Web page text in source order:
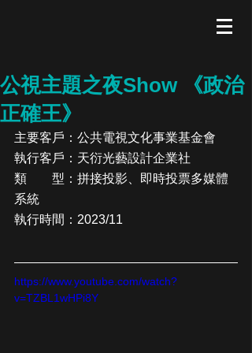
公視主題之夜Show 《政治
正確王》
主要客戶： 公共電視文化事業基金會
執行客戶：天衍光藝設計企業社
類　　型：拼接投影、即時投票多媒體
系統
執行時間：2023/11
https://www.youtube.com/watch?
v=TZBL1wHPi8Y